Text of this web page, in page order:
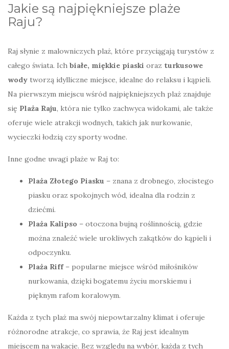
Jakie są najpiękniejsze plaże
Raju?
Raj słynie z malowniczych plaż, które przyciągają turystów z
całego świata. Ich białe, miękkie piaski oraz turkusowe
wody tworzą idylliczne miejsce, idealne do relaksu i kąpieli.
Na pierwszym miejscu wśród najpiękniejszych plaż znajduje
się Plaża Raju, która nie tylko zachwyca widokami, ale także
oferuje wiele atrakcji wodnych, takich jak nurkowanie,
wycieczki łodzią czy sporty wodne.
Inne godne uwagi plaże w Raj to:
Plaża Złotego Piasku – znana z drobnego, złocistego
piasku oraz spokojnych wód, idealna dla rodzin z
dziećmi.
Plaża Kalipso – otoczona bujną roślinnością, gdzie
można znaleźć wiele urokliwych zakątków do kąpieli i
odpoczynku.
Plaża Riff– popularne miejsce wśród miłośników
nurkowania, dzięki bogatemu życiu morskiemu i
pięknym rafom koralowym.
Każda z tych plaż ma swój niepowtarzalny klimat i oferuje
różnorodne atrakcje, co sprawia, że Raj jest idealnym
miejscem na wakacje. Bez względu na wybór, każda z tych